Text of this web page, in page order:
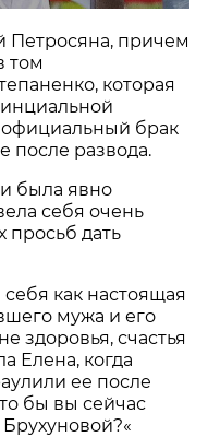
причем
том
которая
брак
после развода.
была явно
себя очень
просьб дать
как настоящая
мужа и его
здоровья, счастья
Елена, когда
ее после
бы вы сейчас